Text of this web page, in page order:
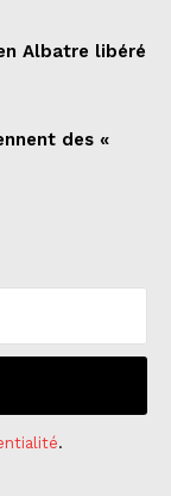
Albatre libéré
des «
.